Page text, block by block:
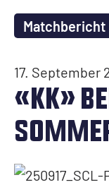
Medical
Teams
BKW-
Galerie
Dokumente
Gautschi Cup
Silberpartner
Partner
Nachwuchs
SCHLOSS
Verfügbarkeit
Verfügbarkeit
FANCLUBS
CLUB
STADION
NEWS
Matchbericht
17. September
«KK»